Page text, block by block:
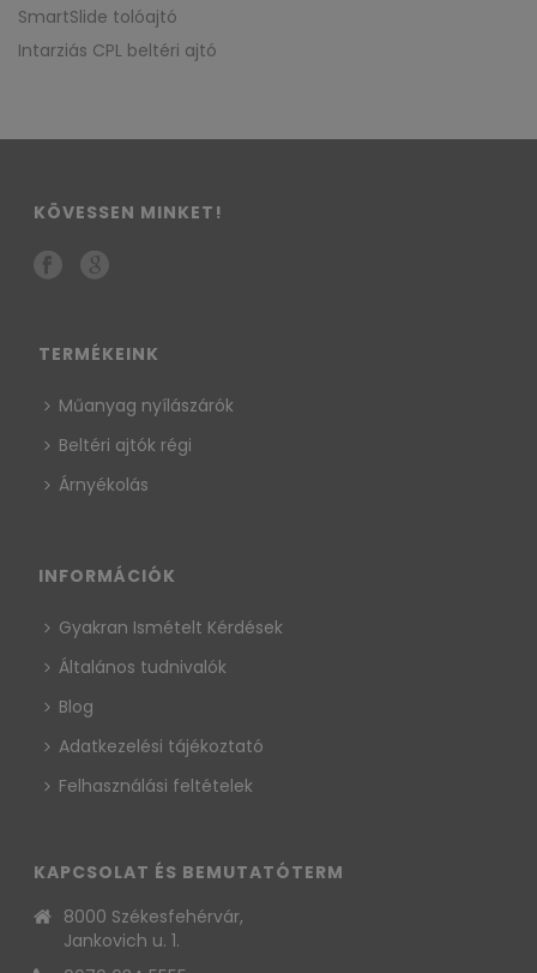
SmartSlide tolóajtó
Intarziás CPL beltéri ajtó
KÖVESSEN MINKET!
TERMÉKEINK
Műanyag nyílászárók
Beltéri ajtók régi
Árnyékolás
INFORMÁCIÓK
Gyakran Ismételt Kérdések
Általános tudnivalók
Blog
Adatkezelési tájékoztató
Felhasználási feltételek
KAPCSOLAT ÉS BEMUTATÓTERM
8000 Székesfehérvár,
Jankovich u. 1.